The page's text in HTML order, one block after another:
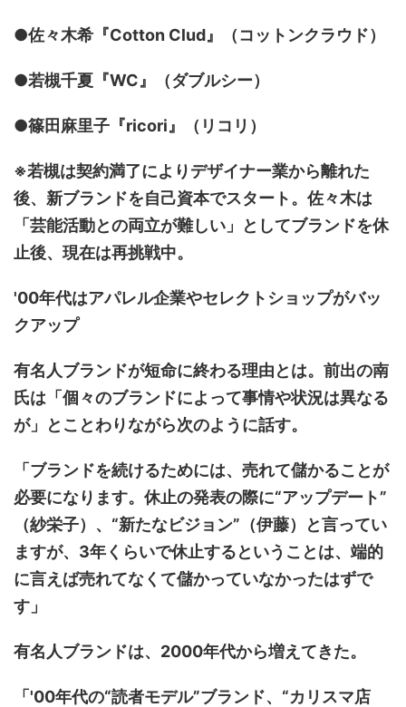
●佐々木希『Cotton Clud』（コットンクラウド）
●若槻千夏『WC』（ダブルシー）
●篠田麻里子『ricori』（リコリ）
※若槻は契約満了によりデザイナー業から離れた
後、新ブランドを自己資本でスタート。佐々木は
「芸能活動との両立が難しい」としてブランドを休
止後、現在は再挑戦中。
'00年代はアパレル企業やセレクトショップがバッ
クアップ
有名人ブランドが短命に終わる理由とは。前出の南
氏は「個々のブランドによって事情や状況は異なる
が」とことわりながら次のように話す。
「ブランドを続けるためには、売れて儲かることが
必要になります。休止の発表の際に“アップデート”
（紗栄子）、“新たなビジョン”（伊藤）と言ってい
ますが、3年くらいで休止するということは、端的
に言えば売れてなくて儲かっていなかったはずで
す」
有名人ブランドは、2000年代から増えてきた。
「'00年代の“読者モデル”ブランド、“カリスマ店